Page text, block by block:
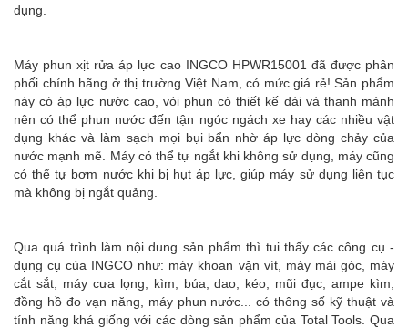
dụng.
Máy phun xịt rửa áp lực cao INGCO HPWR15001 đã được phân
phối chính hãng ở thị trường Việt Nam, có mức giá rẻ! Sản phẩm
này có áp lực nước cao, vòi phun có thiết kế dài và thanh mảnh
nên có thể phun nước đến tận ngóc ngách xe hay các nhiều vật
dụng khác và làm sạch mọi bụi bẩn nhờ áp lực dòng chảy của
nước mạnh mẽ. Máy có thể tự ngắt khi không sử dụng, máy cũng
có thể tự bơm nước khi bị hụt áp lực, giúp máy sử dụng liên tục
mà không bị ngắt quảng.
Qua quá trình làm nội dung sản phẩm thì tui thấy các công cụ -
dụng cụ của INGCO như: máy khoan vặn vít, máy mài góc, máy
cắt sắt, máy cưa lọng, kìm, búa, dao, kéo, mũi đục, ampe kìm,
đồng hồ đo vạn năng, máy phun nước... có thông số kỹ thuật và
tính năng khá giống với các dòng sản phẩm của Total Tools. Qua